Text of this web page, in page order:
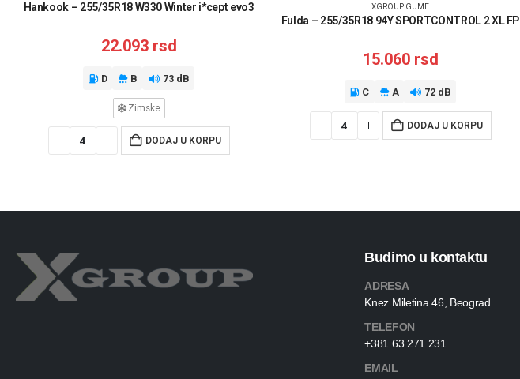
Hankook – 255/35R18 W330 Winter i*cept evo3
22.093 rsd
D B 73 dB
Zimske
DODAJ U KORPU
XGROUP GUME
Fulda – 255/35R18 94Y SPORTCONTROL 2 XL FP
15.060 rsd
C A 72 dB
DODAJ U KORPU
Budimo u kontaktu
ADRESA
Knez Miletina 46, Beograd
TELEFON
+381 63 271 231
EMAIL